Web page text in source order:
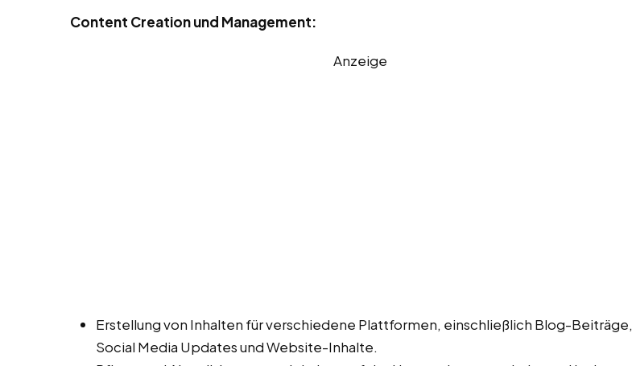
Content Creation und Management:
Anzeige
Erstellung von Inhalten für verschiedene Plattformen, einschließlich Blog-Beiträge,
Social Media Updates und Website-Inhalte.